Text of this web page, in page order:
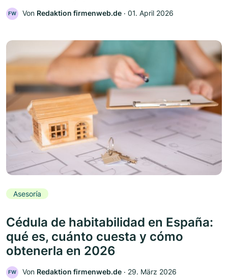
FW Von Redaktion firmenweb.de ‧ 01. April 2026
Asesoría
Cédula de habitabilidad en España:
qué es, cuánto cuesta y cómo
obtenerla en 2026
FW Von Redaktion firmenweb.de ‧ 29. März 2026